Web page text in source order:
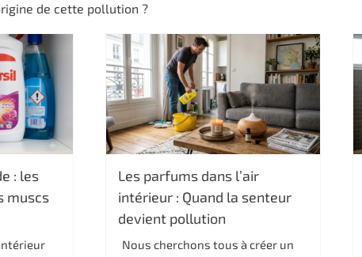
de cette pollution ?
: les
muscs
Les parfums dans l’air
intérieur : Quand la senteur
devient pollution
Nous cherchons tous à créer un